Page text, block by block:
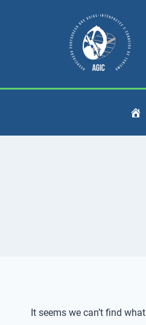
It seems we can’t find